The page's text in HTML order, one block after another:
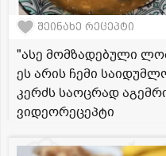
შეინახე რეცეპტი
"ასე მომზადებული
ეს არის ჩემი
კერძს საოცრად
ვიდეორეცეპტი